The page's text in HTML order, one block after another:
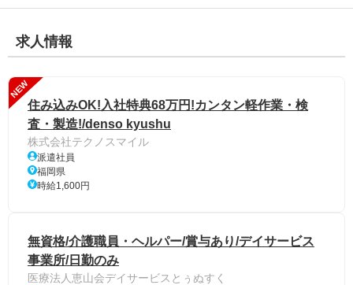
求人情報
NEW
住み込みOK!入社特典68万円!カンタン軽作業・検
査・製造!/denso kyushu
株式会社テクノスマイル
派遣社員
福岡県
時給1,600円
無資格/介護職員・ヘルパー/賞与あり/デイサービス
事業所/日勤のみ
医療法人恵山会デイサービスとぅぬすく